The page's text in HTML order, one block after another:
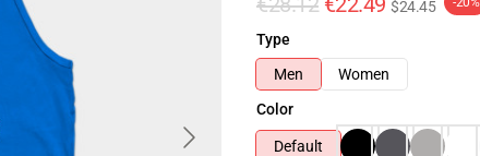
$24.45
Type
Men
Women
Color
Default